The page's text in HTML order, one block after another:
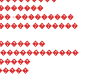
-���������
�������
��